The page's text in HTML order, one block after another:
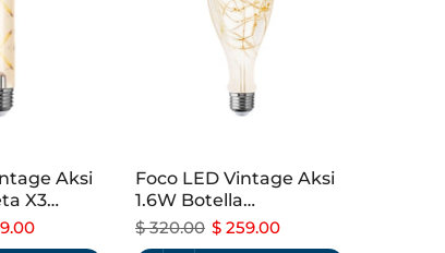
Aksi
X3
Cálida
Foco LED Vintage Aksi
1.6W Botella
Constelación Luz Cálida
$ 320.00 $ 259.00